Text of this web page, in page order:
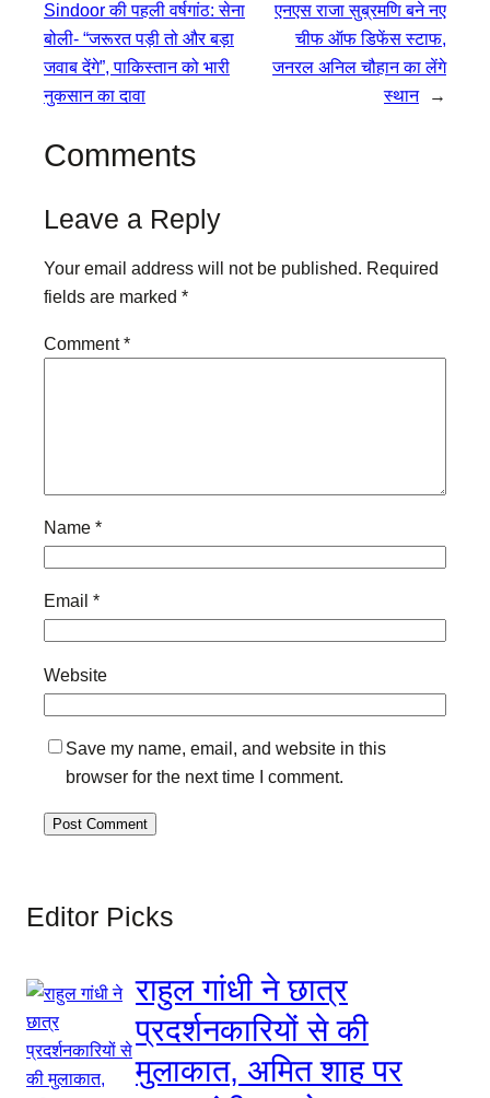
Sindoor की पहली वर्षगांठ: सेना
बोली- “जरूरत पड़ी तो और बड़ा
जवाब देंगे”, पाकिस्तान को भारी
नुकसान का दावा
एनएस राजा सुब्रमणि बने नए
चीफ ऑफ डिफेंस स्टाफ,
जनरल अनिल चौहान का लेंगे
स्थान
→
Comments
Leave a Reply
Your email address will not be published. Required
fields are marked *
Comment*
Name *
Email *
Website
Save my name, email, and website in this
browser for the next time I comment.
Editor Picks
राहुल गांधी ने छात्र
प्रदर्शनकारियों से की
मुलाकात, अमित शाह पर